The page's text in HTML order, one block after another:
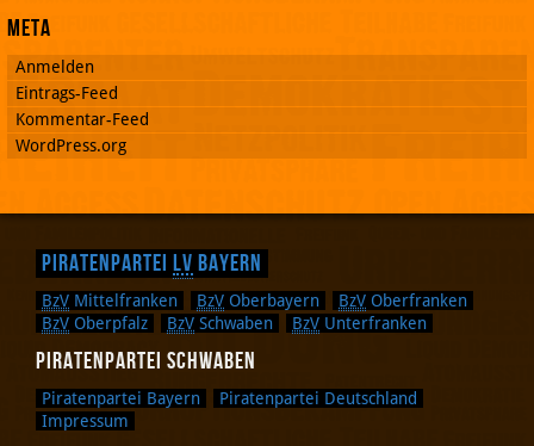
Meta
Anmelden
Eintrags-Feed
Kommentar-Feed
WordPress.org
Piratenpartei LV Bayern
BzV Mittelfranken BzV Oberbayern BzV Oberfranken
BzV Oberpfalz BzV Schwaben BzV Unterfranken
Piratenpartei Schwaben
Piratenpartei Bayern
Piratenpartei Deutschland
Impressum